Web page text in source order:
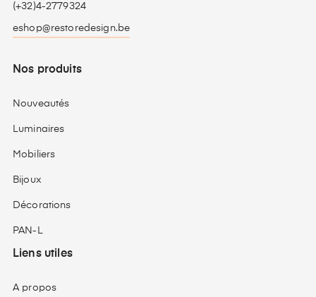
(+32)4-2779324
eshop@restoredesign.be
Nos produits
Nouveautés
Luminaires
Mobiliers
Bijoux
Décorations
PAN-L
Liens utiles
A propos